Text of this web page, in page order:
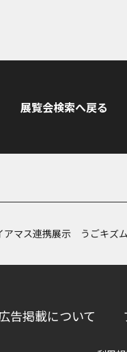
展覧会検索へ戻る
マス連携展示 うごキズ
告掲載について